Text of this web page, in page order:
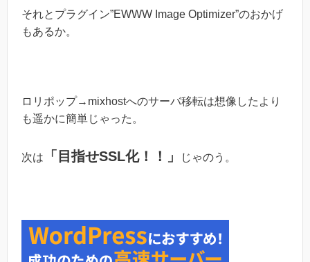
それとプラグイン”EWWW Image Optimizer”のおかげ
もあるか。
ロリポップ→mixhostへのサーバ移転は想像したより
も遥かに簡単じゃった。
次は 「目指せSSL化！！」 じゃのう。